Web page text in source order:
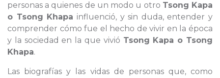
personas a quienes de un modo u otro Tsong Kapa
o Tsong Khapa influenció, y sin duda, entender y
comprender cómo fue el hecho de vivir en la época
y la sociedad en la que vivió Tsong Kapa o Tsong
Khapa.
Las biografías y las vidas de personas que, como